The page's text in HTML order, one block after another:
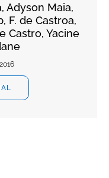
Adyson Maia,
F. de Castroa,
Castro, Yacine